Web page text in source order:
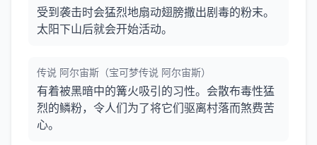
受到袭击时会猛烈地扇动翅膀撒出剧毒的粉末。
太阳下山后就会开始活动。
传说 阿尔宙斯（宝可梦传说 阿尔宙斯）
有着被黑暗中的篝火吸引的习性。会散布毒性猛
烈的鳞粉，令人们为了将它们驱离村落而煞费苦
心。